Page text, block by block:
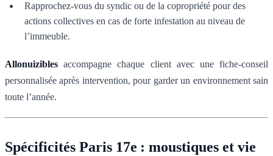
Rapprochez-vous du syndic ou de la copropriété pour des
actions collectives en cas de forte infestation au niveau de
l’immeuble.
Allonuizibles accompagne chaque client avec une fiche-conseil
personnalisée après intervention, pour garder un environnement sain
toute l’année.
Spécificités Paris 17e : moustiques et vie